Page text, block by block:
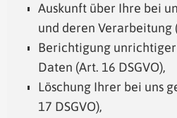
Auskunft über Ihre bei
und deren Verarbeitung
Berichtigung
Daten (Art. 16 DSGVO),
Löschung Ihrer bei uns
17 DSGVO),